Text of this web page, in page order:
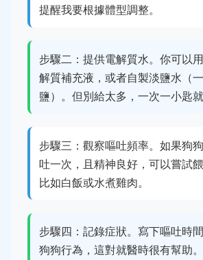
提醒我要根據體型調整。
步驟二：提供電解質水。你可以
解質補充液，或者自製淡鹽水（
鹽）。但別給太多，一次一小匙就
步驟三：觀察嘔吐頻率。如果狗
吐一次，且精神良好，可以嘗試
比如白飯或水煮雞肉。
步驟四：記錄症狀。寫下嘔吐時
狗狗行為，這對就醫時很有幫助。